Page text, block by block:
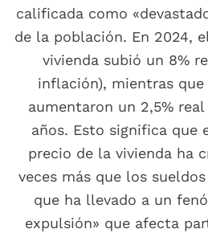
calificada como
de la población. En 2024,
vivienda subió un 8%
inflación), mientras
aumentaron un 2,5%
años. Esto significa que
precio de la vivienda ha
veces más que los
que ha llevado a un
expulsión» que afecta